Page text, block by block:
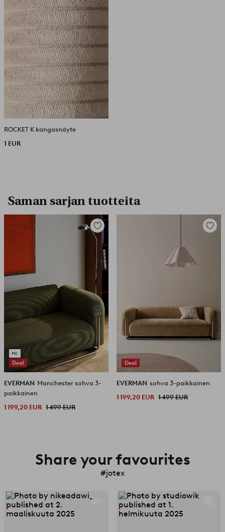
ROCKET K kangasnäyte
1 EUR
Saman sarjan tuotteita
Deal
Lisää
suosikkeihin
EVERMAN Manchester sohva 3-
paikkainen
1 199,20 EUR 1 499 EUR
Deal
Lisää
EVERMAN sohva 3-paikkainen
1 199,20 EUR 1 499 EUR
Share your favourites
#jotex